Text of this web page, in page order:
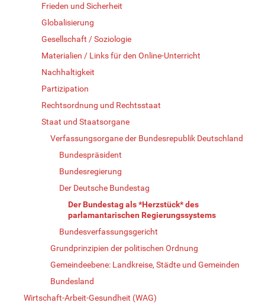
Frieden und Sicherheit
Globalisierung
Gesellschaft / Soziologie
Materialien / Links für den Online-Unterricht
Nachhaltigkeit
Partizipation
Rechtsordnung und Rechtsstaat
Staat und Staatsorgane
Verfassungsorgane der Bundesrepublik Deutschland
Bundespräsident
Bundesregierung
Der Deutsche Bundestag
Der Bundestag als *Herzstück* des
parlamantarischen Regierungssystems
Bundesverfassungsgericht
Grundprinzipien der politischen Ordnung
Gemeindeebene: Landkreise, Städte und Gemeinden
Bundesland
Wirtschaft-Arbeit-Gesundheit (WAG)